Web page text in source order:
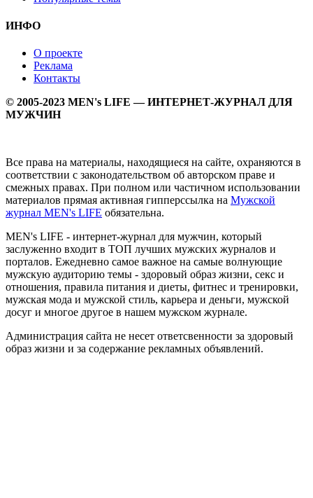
ИНФО
О проекте
Реклама
Контакты
© 2005-2023 MEN's LIFE — ИНТЕРНЕТ-ЖУРНАЛ ДЛЯ
МУЖЧИН
Все права на материалы, находящиеся на сайте, охраняются в
соответствии с законодательством об авторском праве и
смежных правах. При полном или частичном использовании
материалов прямая активная гипперссылка на Мужской
журнал MEN's LIFE обязательна.
MEN's LIFE - интернет-журнал для мужчин, который
заслуженно входит в ТОП лучших мужских журналов и
порталов. Ежедневно самое важное на самые волнующие
мужскую аудиторию темы - здоровый образ жизни, секс и
отношения, правила питания и диеты, фитнес и тренировки,
мужская мода и мужской стиль, карьера и деньги, мужской
досуг и многое другое в нашем мужском журнале.
Администрация сайта не несет ответсвенности за здоровый
образ жизни и за содержание рекламных объявлений.